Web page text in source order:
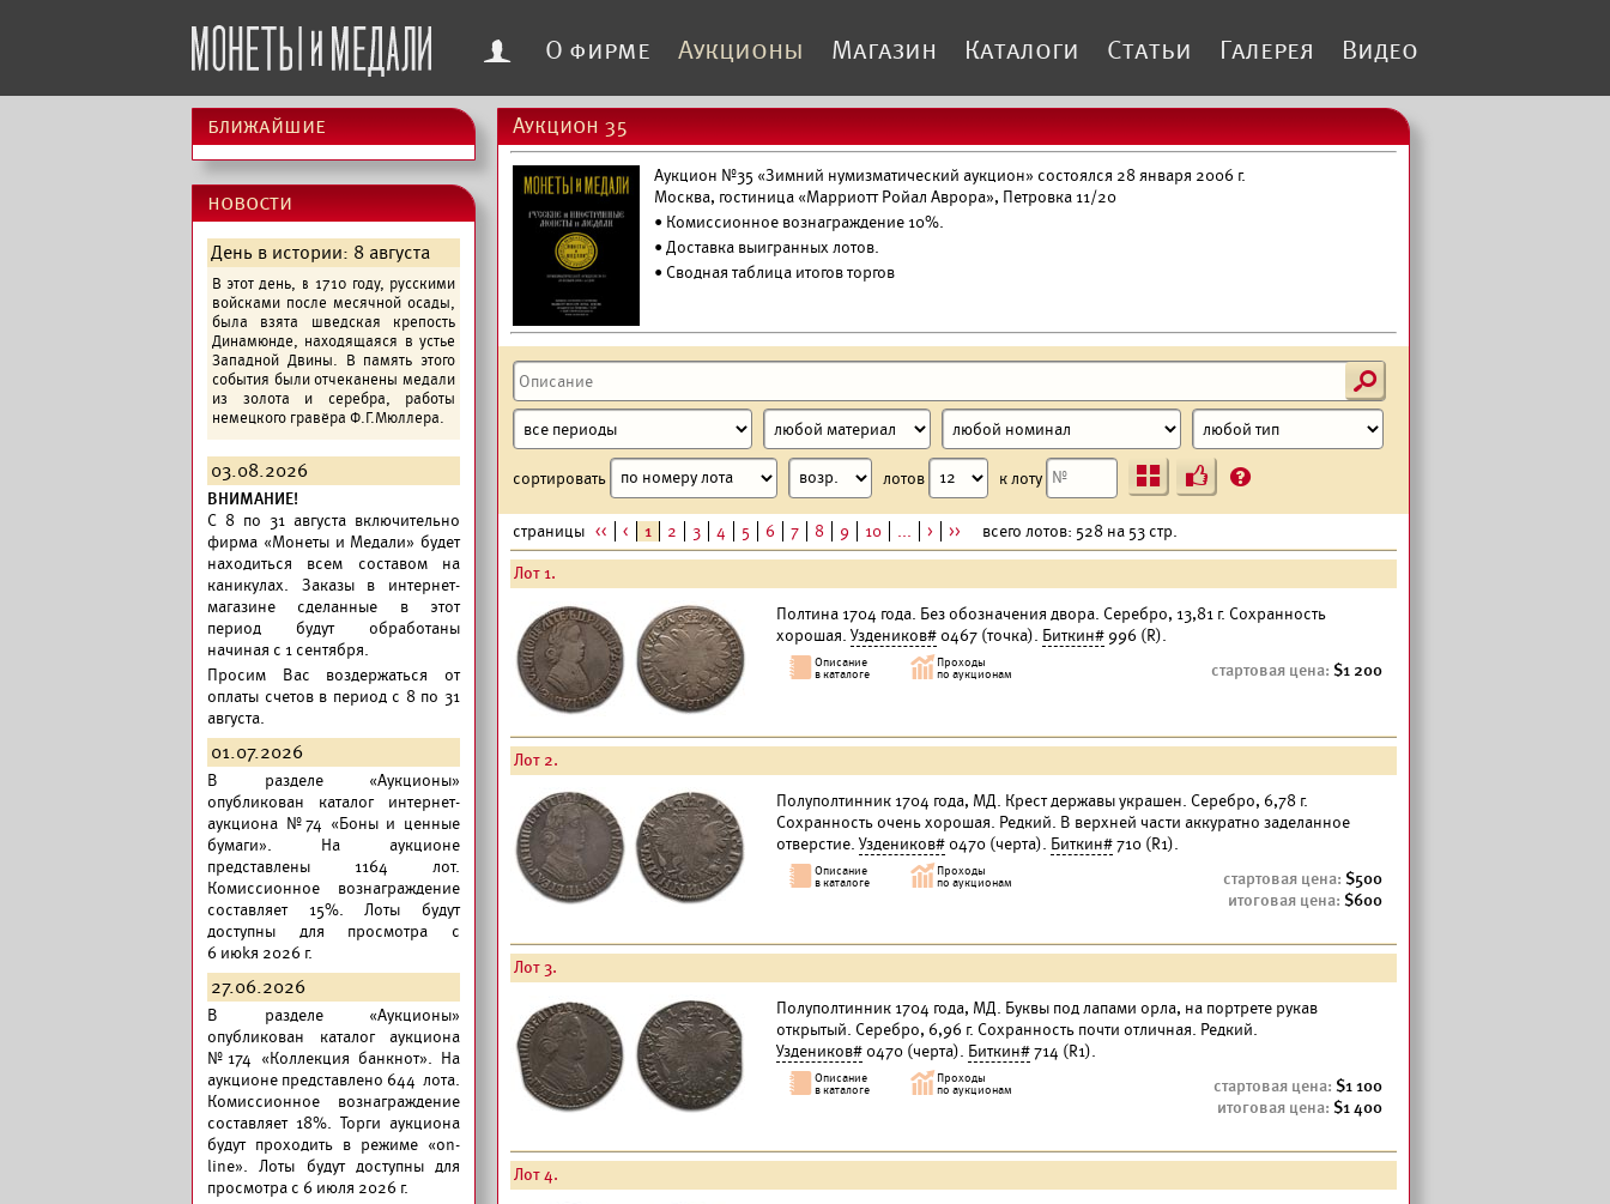
f О фирме Аукционы Магазин Каталоги Статьи Галерея Видео
ближайшие
новости
День в истории: 8 августа
В этот день, в 1710 году, русскими
войсками после месячной осады,
была взята шведская крепость
Динамюнде, находящаяся в устье
Западной Двины. В память этого
события были отчеканены медали
из золота и серебра, работы
немецкого гравёра Ф.Г.Мюллера.
03.08.2026
ВНИМАНИЕ!
C 8 по 31 августа включительно
фирма «Монеты и Медали» будет
находиться всем составом на
каникулах. Заказы в интернет-
магазине сделанные в этот
период будут обработаны
начиная с 1 сентября.
Просим Вас воздержаться от
оплаты счетов в период с 8 по 31
августа.
01.07.2026
В разделе «Аукционы»
опубликован каталог интернет-
аукциона №74 «Боны и ценные
бумаги». На аукционе
представлены 1164 лот.
Комиссионное вознаграждение
составляет 15%. Лоты будут
доступны для просмотра с
6 июkя 2026 г.
27.06.2026
В разделе «Аукционы»
опубликован каталог аукциона
№174 «Коллекция банкнот». На
аукционе представлено 644 лота.
Комиссионное вознаграждение
составляет 18%. Торги аукциона
будут проходить в режиме «on-
line». Лоты будут доступны для
просмотра с 6 июля 2026 г.
Аукцион 35
Аукцион №35 «Зимний нумизматический аукцион» состоялся 28 января 2006 г.
Москва, гостиница «Марриотт Ройал Аврора», Петровка 11/20
• Комиссионное вознаграждение 10%.
• Доставка выигранных лотов.
• Сводная таблица итогов торгов
s
сортировать лотов к лоту Ъ ?
страницы << < 1 2 3 4 5 6 7 8 9 10 ... > >> всего лотов: 528 на 53 стр.
Лот 1.
Полтина 1704 года. Без обозначения двора. Серебро, 13,81 г. Сохранность
хорошая. Уздеников# 0467 (точка). Биткин# 996 (R).
1 200
Лот 2.
Полуполтинник 1704 года, МД. Крест державы украшен. Серебро, 6,78 г.
Сохранность очень хорошая. Редкий. В верхней части аккуратно заделанное
отверстие. Уздеников# 0470 (черта). Биткин#710 (R1).
500
600
Лот 3.
Полуполтинник 1704 года, МД. Буквы под лапами орла, на портрете рукав
открытый. Серебро, 6,96 г. Сохранность почти отличная. Редкий.
Уздеников# 0470 (черта). Биткин#714 (R1).
1 100
1 400
Лот 4.